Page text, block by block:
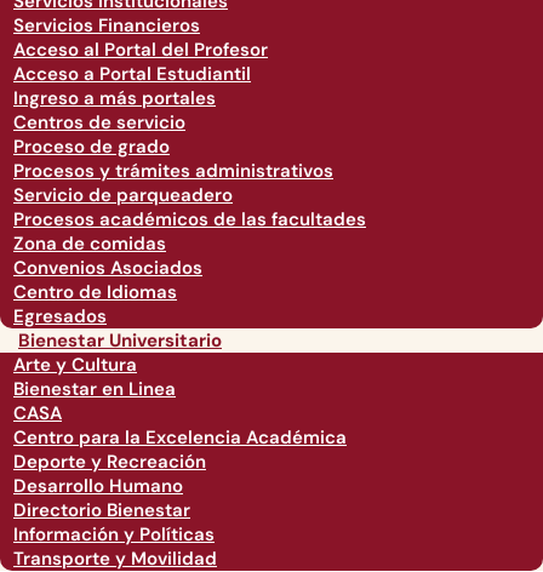
Servicios Financieros
Acceso al Portal del Profesor
Acceso a Portal Estudiantil
Ingreso a más portales
Centros de servicio
Proceso de grado
Procesos y trámites administrativos
Servicio de parqueadero
Procesos académicos de las facultades
Zona de comidas
Convenios Asociados
Centro de Idiomas
Egresados
Bienestar Universitario
Arte y Cultura
Bienestar en Linea
CASA
Centro para la Excelencia Académica
Deporte y Recreación
Desarrollo Humano
Directorio Bienestar
Información y Políticas
Transporte y Movilidad